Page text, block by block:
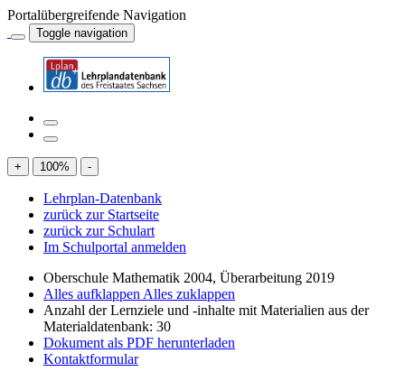
Portalübergreifende Navigation
Toggle navigation
+ 100% -
Lehrplan-Datenbank
zurück zur Startseite
zurück zur Schulart
Im Schulportal anmelden
Oberschule Mathematik 2004, Überarbeitung 2019
Alles aufklappen Alles zuklappen
Anzahl der Lernziele und -inhalte mit Materialien aus der
Materialdatenbank: 30
Dokument als PDF herunterladen
Kontaktformular